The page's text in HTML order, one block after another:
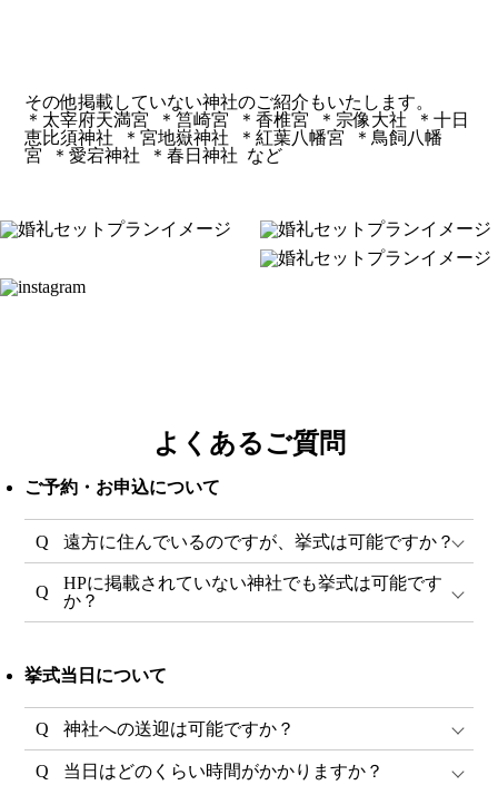
その他掲載していない神社のご紹介もいたします。
＊太宰府天満宮 ＊筥崎宮 ＊香椎宮 ＊宗像大社 ＊十日
恵比須神社 ＊宮地嶽神社 ＊紅葉八幡宮 ＊鳥飼八幡
宮 ＊愛宕神社 ＊春日神社 など
よくあるご質問
ご予約・お申込について
遠方に住んでいるのですが、挙式は可能ですか？
HPに掲載されていない神社でも挙式は可能です
か？
挙式当日について
神社への送迎は可能ですか？
当日はどのくらい時間がかかりますか？